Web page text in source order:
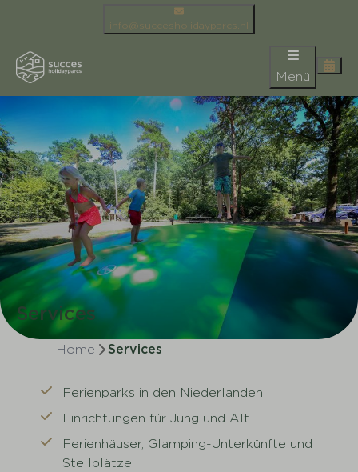
info@succesholidayparcs.nl
Menü
Services
Home Services
Ferienparks in den Niederlanden
Einrichtungen für Jung und Alt
Ferienhäuser, Glamping-Unterkünfte und
Stellplätze